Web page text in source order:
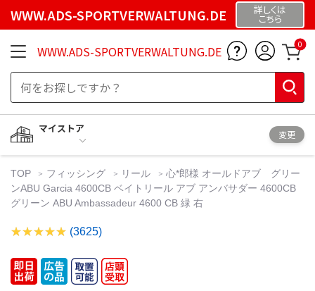
WWW.ADS-SPORTVERWALTUNG.DE 詳しくは
こちら
WWW.ADS-SPORTVERWALTUNG.DE 0
マイストア
変更
TOP フィッシング リール
心*郎様 オールドアブ グリー
ンABU Garcia 4600CB ベイトリール アブ アンバサダー 4600CB
グリーン ABU Ambassadeur 4600 CB 緑 右
(3625)